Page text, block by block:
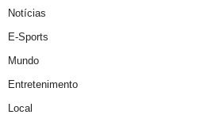
Notícias
E-Sports
Mundo
Entretenimento
Local